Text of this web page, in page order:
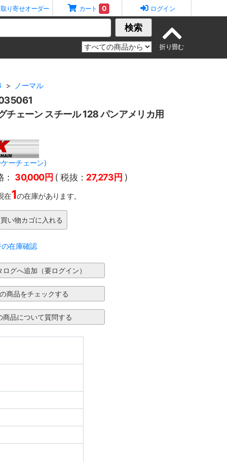
取り寄せオーダー カート 0 ログイン
検索
ノーマル
チェーン スチール 128 パンアメリカ用
ーチェーン)
30,000円 ( 税抜： 27,273円 )
在1の在庫があります。
在庫確認